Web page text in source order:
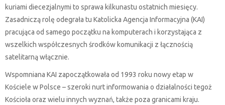
kuriami diecezjalnymi to sprawa kilkunastu ostatnich miesięcy.
Zasadniczą rolę odegrała tu Katolicka Agencja Informacyjna (KAI)
pracująca od samego początku na komputerach i korzystająca z
wszelkich współczesnych środków komunikacji z łącznością
satelitarną włącznie.
Wspomniana KAI zapoczątkowała od 1993 roku nowy etap w
Kościele w Polsce – szeroki nurt informowania o działalności tegoż
Kościoła oraz wielu innych wyznań, także poza granicami kraju.